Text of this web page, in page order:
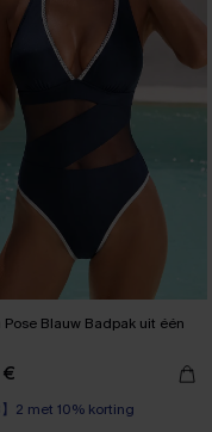
Pose Blauw Badpak uit één
€2 met 10% korting